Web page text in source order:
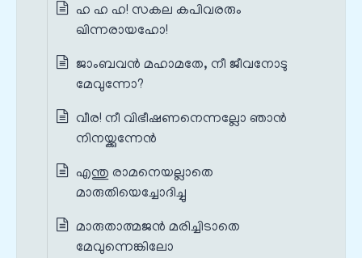
ഹ ഹ ഹ! സകല കപിവരരും
ഖിന്നരായഹോ!
ജാംബവൻ മഹാമതേ, നീ ജീവനോടു
മേവുന്നോ?
വീര! നീ വിഭീഷണനെന്നല്ലോ ഞാൻ
നിനയ്ക്കുന്നേൻ
എന്തു രാമനെയല്ലാതെ
മാരുതിയെച്ചോദിച്ചു
മാരുതാത്മജൻ മരിച്ചിടാതെ
മേവുന്നെങ്കിലോ